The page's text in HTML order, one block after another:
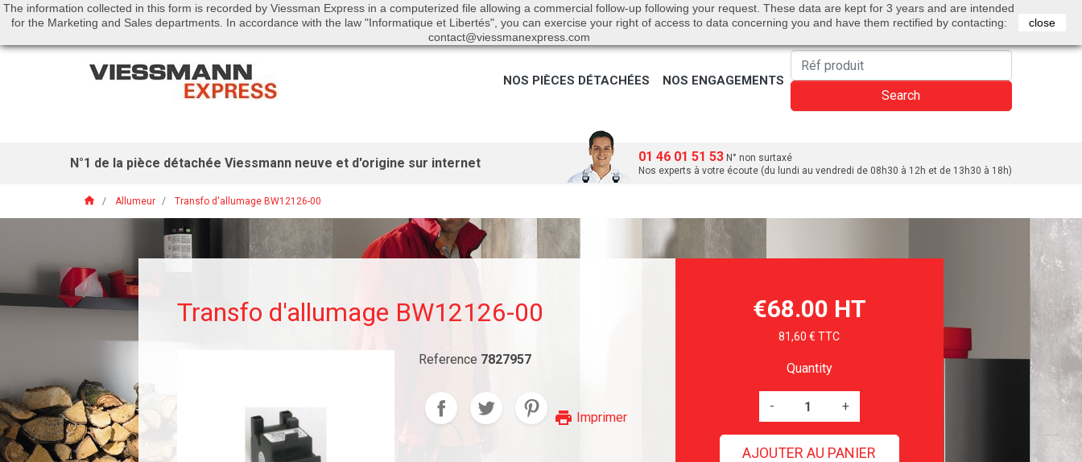
Call us:01 46 01 51 53 English Bienvenue Sign in 0 Cart
NOS PIÈCES DÉTACHÉES NOS ENGAGEMENTS
Search
N°1 de la pièce détachée Viessmann neuve et d'origine sur internet 01 46 01 51 53 N° non surtaxé
Nos experts à votre écoute (du lundi au vendredi de 08h30 à 12h et de 13h30 à 18h)
home Allumeur Transfo d'allumage BW12126-00
Transfo d'allumage BW12126-00
Reference 7827957
print Imprimer
€68.00 HT
81,60 € TTC
Quantity
- +
AJOUTER AU PANIER
The information collected in this form is recorded by Viessman Express in a computerized file allowing a commercial follow-up following your request. These data are kept for 3 years and are intended
for the Marketing and Sales departments. In accordance with the law "Informatique et Libertés", you can exercise your right of access to data concerning you and have them rectified by contacting:
contact@viessmanexpress.com
close